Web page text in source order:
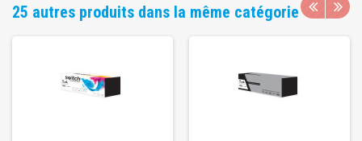
25 autres produits dans la même catégorie